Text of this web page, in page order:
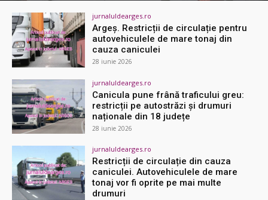
jurnaluldearges.ro
Argeș. Restricții de circulație pentru
autovehiculele de mare tonaj din
cauza caniculei
28 iunie 2026
jurnaluldearges.ro
Canicula pune frână traficului greu:
restricții pe autostrăzi și drumuri
naționale din 18 județe
28 iunie 2026
jurnaluldearges.ro
Restricții de circulație din cauza
caniculei. Autovehiculele de mare
tonaj vor fi oprite pe mai multe
drumuri